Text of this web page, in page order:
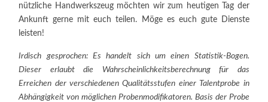
nützliche Handwerkszeug möchten wir zum heutigen Tag der
Ankunft gerne mit euch teilen. Möge es euch gute Dienste
leisten!
Irdisch gesprochen: Es handelt sich um einen Statistik-Bogen.
Dieser erlaubt die Wahrscheinlichkeitsberechnung für das
Erreichen der verschiedenen Qualitätsstufen einer Talentprobe in
Abhängigkeit von möglichen Probenmodifikatoren. Basis der Probe